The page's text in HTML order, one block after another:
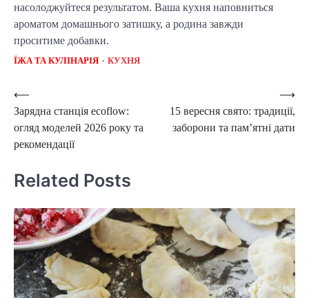
насолоджуйтеся результатом. Ваша кухня наповниться
ароматом домашнього затишку, а родина завжди
проситиме добавки.
ЇЖА ТА КУЛІНАРІЯ КУХНЯ
Post
navigation
⟵
Зарядна станція ecoflow:
огляд моделей 2026 року та
рекомендації
15 вересня свято: традиції,
заборони та пам’ятні дати
⟶
Related Posts